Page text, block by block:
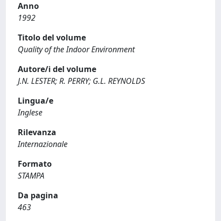
Anno
1992
Titolo del volume
Quality of the Indoor Environment
Autore/i del volume
J.N. LESTER; R. PERRY; G.L. REYNOLDS
Lingua/e
Inglese
Rilevanza
Internazionale
Formato
STAMPA
Da pagina
463